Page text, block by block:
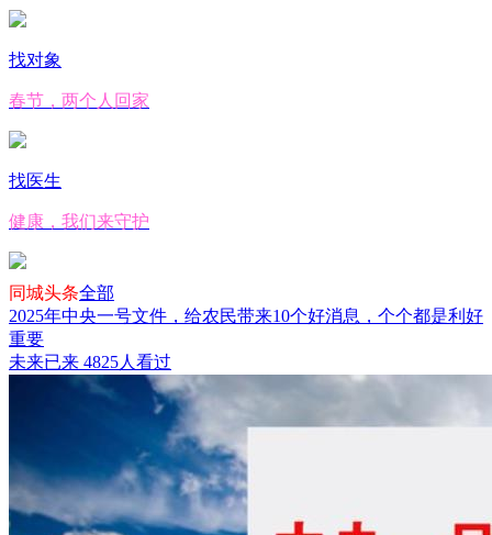
找对象
春节，两个人回家
找医生
健康，我们来守护
同城头条全部
2025年中央一号文件，给农民带来10个好消息，个个都是利好
重要
未来已来 4825人看过